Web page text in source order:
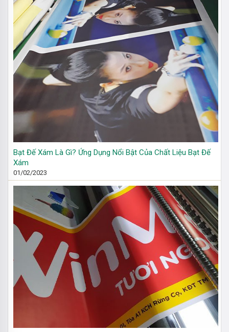
Bạt Đế Xám Là Gì? Ứng Dụng Nổi Bật Của Chất Liệu Bạt Đế
Xám
01/02/2023